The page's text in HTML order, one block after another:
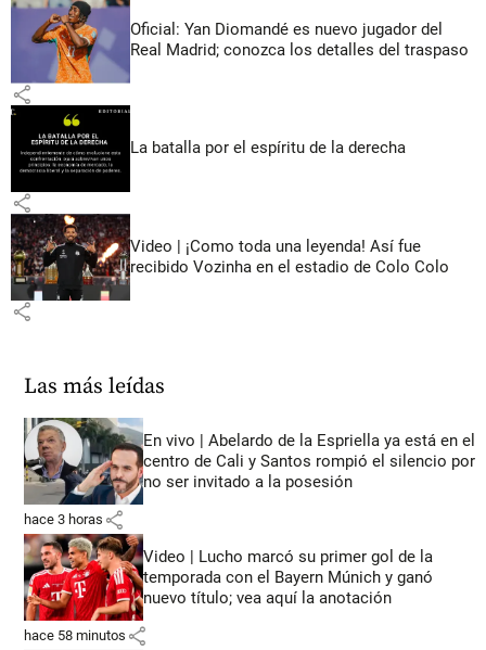
Oficial: Yan Diomandé es nuevo jugador del
Real Madrid; conozca los detalles del traspaso
share
La batalla por el espíritu de la derecha
share
Video | ¡Como toda una leyenda! Así fue
recibido Vozinha en el estadio de Colo Colo
share
Las más leídas
En vivo | Abelardo de la Espriella ya está en el
centro de Cali y Santos rompió el silencio por
no ser invitado a la posesión
hace 3 horas share
Video | Lucho marcó su primer gol de la
temporada con el Bayern Múnich y ganó
nuevo título; vea aquí la anotación
hace 58 minutos share